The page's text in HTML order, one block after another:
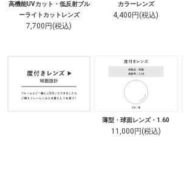
高機能UVカット・低反射ブル
ーライトカットレンズ
7,700円(税込)
カラーレンズ
4,400円(税込)
薄型・球面レンズ・1.60
11,000円(税込)